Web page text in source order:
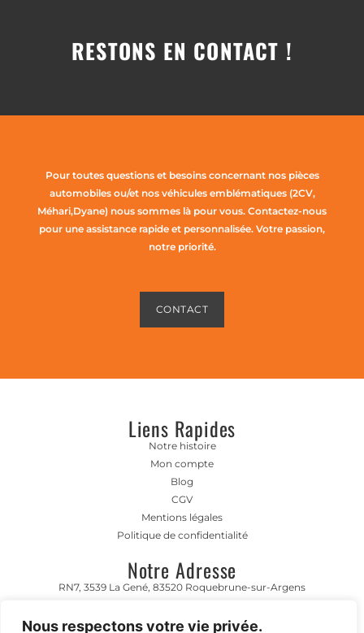
Nous respectons votre vie privée.
RESTONS EN CONTACT !
Pour toutes questions et besoins concernant nos pièces
automobiles ou/et nos véhicules emblématiques (2CV,
Méhari,Dyane) nous sommes là pour vous. Contactez-nous
pour une assistance rapide et personnalisée. Votre passion,
notre priorité.
CONTACT
Liens Rapides
Notre histoire
Mon compte
Blog
CGV
Mentions légales
Politique de confidentialité
Notre Adresse
RN7, 3539 La Gené, 83520 Roquebrune-sur-Argens
Horaire D'ouverture